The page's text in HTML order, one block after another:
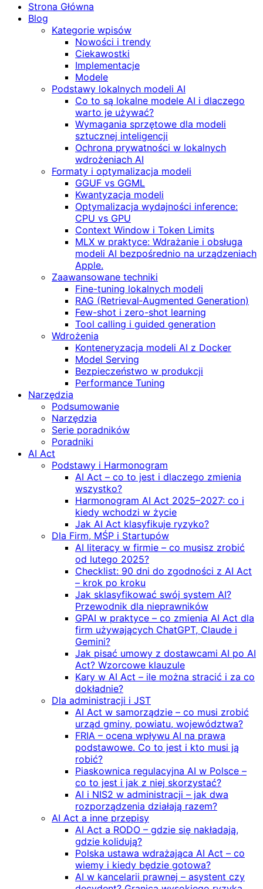
Strona Główna
Blog
Kategorie wpisów
Nowości i trendy
Ciekawostki
Implementacje
Modele
Podstawy lokalnych modeli AI
Co to są lokalne modele AI i dlaczego
warto je używać?
Wymagania sprzętowe dla modeli
sztucznej inteligencji
Ochrona prywatności w lokalnych
wdrożeniach AI
Formaty i optymalizacja modeli
GGUF vs GGML
Kwantyzacja modeli
Optymalizacja wydajności inference:
CPU vs GPU
Context Window i Token Limits
MLX w praktyce: Wdrażanie i obsługa
modeli AI bezpośrednio na urządzeniach
Apple.
Zaawansowane techniki
Fine-tuning lokalnych modeli
RAG (Retrieval‑Augmented Generation)
Few-shot i zero-shot learning
Tool calling i guided generation
Wdrożenia
Konteneryzacja modeli AI z Docker
Model Serving
Bezpieczeństwo w produkcji
Performance Tuning
Narzędzia
Podsumowanie
Narzędzia
Serie poradników
Poradniki
AI Act
Podstawy i Harmonogram
AI Act – co to jest i dlaczego zmienia
wszystko?
Harmonogram AI Act 2025–2027: co i
kiedy wchodzi w życie
Jak AI Act klasyfikuje ryzyko?
Dla Firm, MŚP i Startupów
AI literacy w firmie – co musisz zrobić
od lutego 2025?
Checklist: 90 dni do zgodności z AI Act
– krok po kroku
Jak sklasyfikować swój system AI?
Przewodnik dla nieprawników
GPAI w praktyce – co zmienia AI Act dla
firm używających ChatGPT, Claude i
Gemini?
Jak pisać umowy z dostawcami AI po AI
Act? Wzorcowe klauzule
Kary w AI Act – ile można stracić i za co
dokładnie?
Dla administracji i JST
AI Act w samorządzie – co musi zrobić
urząd gminy, powiatu, województwa?
FRIA – ocena wpływu AI na prawa
podstawowe. Co to jest i kto musi ją
robić?
Piaskownica regulacyjna AI w Polsce –
co to jest i jak z niej skorzystać?
AI i NIS2 w administracji – jak dwa
rozporządzenia działają razem?
AI Act a inne przepisy
AI Act a RODO – gdzie się nakładają,
gdzie kolidują?
Polska ustawa wdrażająca AI Act – co
wiemy i kiedy będzie gotowa?
AI w kancelarii prawnej – asystent czy